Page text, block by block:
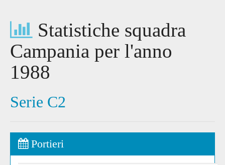
Statistiche squadra
Campania per l'anno
1988
Serie C2
Portieri